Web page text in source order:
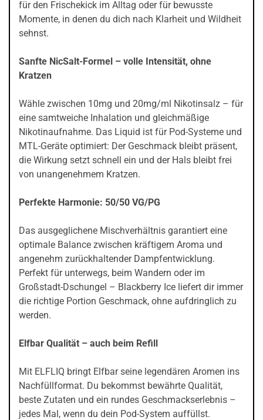
für den Frischekick im Alltag oder für bewusste
Momente, in denen du dich nach Klarheit und Wildheit
sehnst.
Sanfte NicSalt-Formel – volle Intensität, ohne
Kratzen
Wähle zwischen 10mg und 20mg/ml Nikotinsalz – für
eine samtweiche Inhalation und gleichmäßige
Nikotinaufnahme. Das Liquid ist für Pod-Systeme und
MTL-Geräte optimiert: Der Geschmack bleibt präsent,
die Wirkung setzt schnell ein und der Hals bleibt frei
von unangenehmem Kratzen.
Perfekte Harmonie: 50/50 VG/PG
Das ausgeglichene Mischverhältnis garantiert eine
optimale Balance zwischen kräftigem Aroma und
angenehm zurückhaltender Dampfentwicklung.
Perfekt für unterwegs, beim Wandern oder im
Großstadt-Dschungel – Blackberry Ice liefert dir immer
die richtige Portion Geschmack, ohne aufdringlich zu
werden.
Elfbar Qualität – auch beim Refill
Mit ELFLIQ bringt Elfbar seine legendären Aromen ins
Nachfüllformat. Du bekommst bewährte Qualität,
beste Zutaten und ein rundes Geschmackserlebnis –
jedes Mal, wenn du dein Pod-System auffüllst.